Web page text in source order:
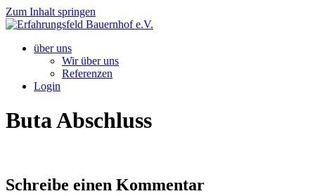
Zum Inhalt springen
über uns
Wir über uns
Referenzen
Login
Buta Abschluss
Schreibe einen Kommentar